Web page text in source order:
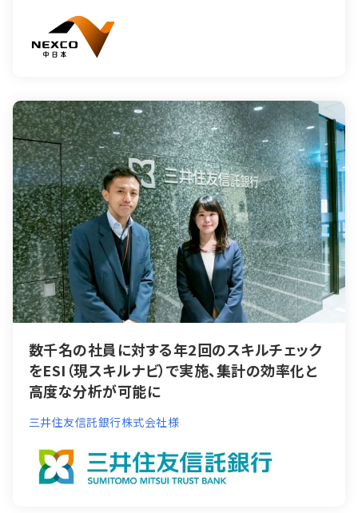
数千名の社員に対する年2回のスキルチェック
をESI（現スキルナビ）で実施、集計の効率化と
高度な分析が可能に
三井住友信託銀行株式会社様